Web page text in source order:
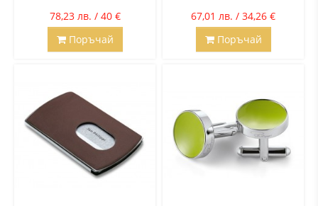
78,23 лв. / 40 €
Поръчай
67,01 лв. / 34,26 €
Поръчай